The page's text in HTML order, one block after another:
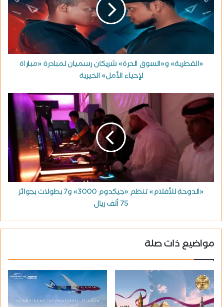
«القطرية» و«السوق الحرة» شريكان رسميان لمبادرة «مباراة
لإحياء الأمل» الخيرية
«الدوحة للأفلام» تنظم «جيكدوم 3000» و7 بطولات بجوائز
75 ألف ريال
مواضيع ذات صلة